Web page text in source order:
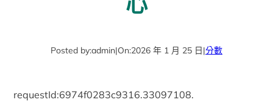
Posted by:admin|On:2026 年 1 月 25 日|分數
requestId:6974f0283c9316.33097108.